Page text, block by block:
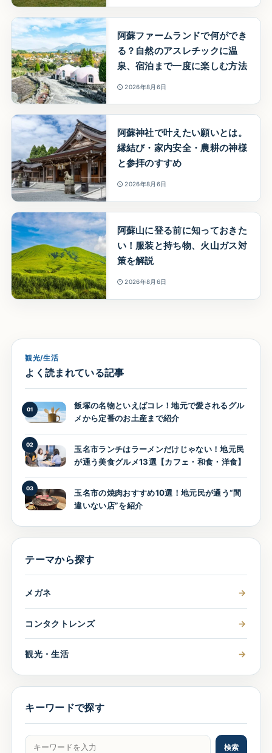
阿蘇ファームランドで何ができ
る？自然のアスレチックに温
泉、宿泊まで一度に楽しむ方法
2026年8月6日
阿蘇神社で叶えたい願いとは。
縁結び・家内安全・農耕の神様
と参拝のすすめ
2026年8月6日
阿蘇山に登る前に知っておきた
い！服装と持ち物、火山ガス対
策を解説
2026年8月6日
観光/生活
よく読まれている記事
01
飯塚の名物といえばコレ！地元で愛されるグル
メから定番のお土産まで紹介
02
玉名市ランチはラーメンだけじゃない！地元民
が通う美食グルメ13選【カフェ・和食・洋食】
03
玉名市の焼肉おすすめ10選！地元民が通う“間
違いない店”を紹介
テーマから探す
メガネ →
コンタクトレンズ →
観光・生活 →
キーワードで探す
記事をキーワードで検索 検索